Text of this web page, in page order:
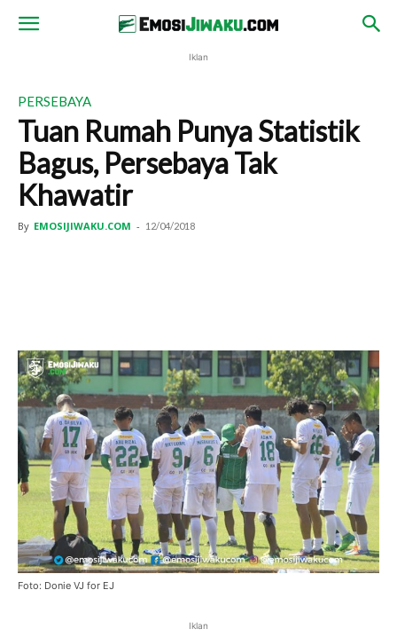
Iklan
PERSEBAYA
Tuan Rumah Punya Statistik
Bagus, Persebaya Tak
Khawatir
By EMOSIJIWAKU.COM - 12/04/2018
Foto: Donie VJ for EJ
Iklan